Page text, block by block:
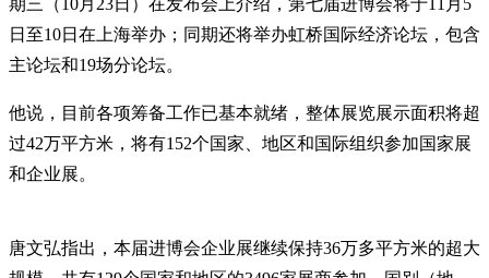
日至10日在上海举办；同期还将举办虹桥国际经济论坛，包含
主论坛和19场分论坛。
他说，目前各项筹备工作已基本就绪，整体展览展示面积将超
过42万平方米，将有152个国家、地区和国际组织参加国家展
和企业展。
唐文弘指出，本届进博会企业展继续保持36万多平方米的超大